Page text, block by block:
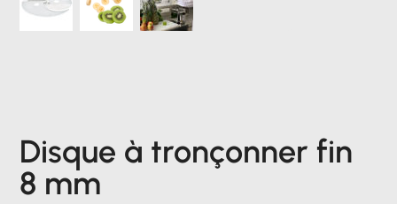
Disque à tronçonner fin
8 mm